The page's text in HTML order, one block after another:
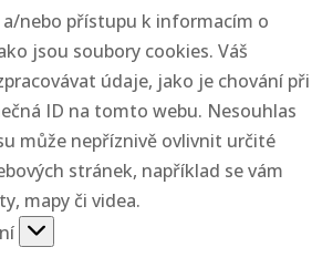
nebo přístupu k informacím o
jsou soubory cookies. Váš
údaje, jako je chování při
ID na tomto webu. Nesouhlas
může nepříznivě ovlivnit určité
stránek, například se vám
mapy či videa.